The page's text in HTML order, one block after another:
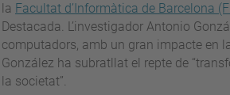
la Facultat d’Informàtica de Barcelona
Destacada. L’investigador Antonio
computadors, amb un gran impacte en
González ha subratllat el repte de
la societat”.